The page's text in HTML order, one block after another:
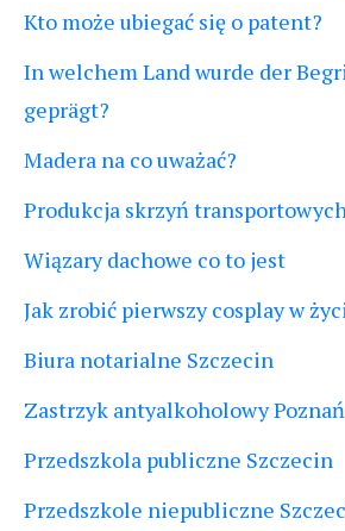
Kto może ubiegać się o patent?
In welchem Land wurde der
geprägt?
Madera na co uważać?
Produkcja skrzyń
Wiązary dachowe co to jest
Jak zrobić pierwszy cosplay w
Biura notarialne Szczecin
Zastrzyk antyalkoholowy Poznań
Przedszkola publiczne Szczecin
Przedszkole niepubliczne